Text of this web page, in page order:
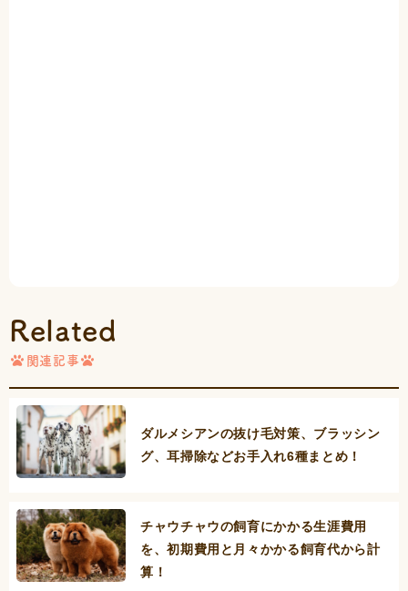
Related
関連記事
ダルメシアンの抜け毛対策、ブラッシン
グ、耳掃除などお手入れ6種まとめ！
チャウチャウの飼育にかかる生涯費用
を、初期費用と月々かかる飼育代から計
算！